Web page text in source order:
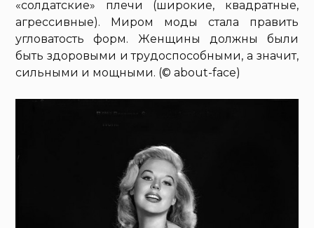
«солдатские» плечи (широкие, квадратные,
агрессивные). Миром моды стала править
угловатость форм. Женщины должны были
быть здоровыми и трудоспособными, а значит,
сильными и мощными. (© about-face)